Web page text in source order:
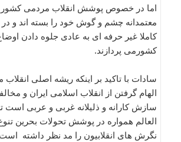
اما در خصوص پوشش انقلاب مردمی کشور
معتمدانه چشم و گوش خود را بسته اند و
کاملا غیر حرفه ای به عادی جلوه دادن
کشورمی پردازند.
سادات با تاکید بر اینکه ریشه اصلی انقلاب
الهام گرفتن از انقلاب اسلامی ایران و
سازش کارانه و ذلیلانه غربی و عربی است
العالم همواره در پوشش تحولات بحرین
نگرش های انقلابیون را مد نظر داشته است